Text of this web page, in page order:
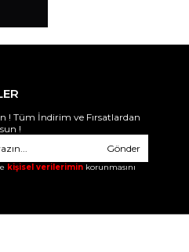
! Tüm İndirim ve Fırsatlardan
!
Gönder
kişisel verileriminkorunmasını